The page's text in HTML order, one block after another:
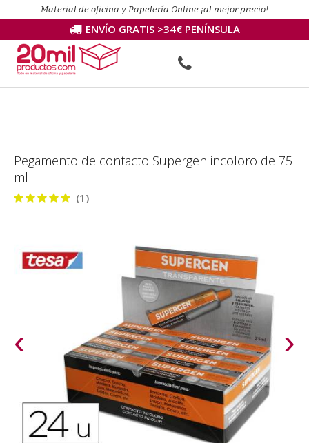
Material de oficina y Papelería Online ¡al mejor precio!
ENVÍO GRATIS >34€ PENÍNSULA
Pegamento de contacto Supergen incoloro de 75
ml
(1)
‹ ›